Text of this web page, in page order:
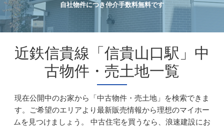
自社物件につき仲介手数料無料です
近鉄信貴線「信貴山口駅」中
古物件・売土地一覧
現在公開中のお家から「中古物件・売土地」を検索できま
す。ご希望のエリアより最新販売情報から理想のマイホー
ムを見つけましょう。
中古住宅を買うなら、浪速建設にお